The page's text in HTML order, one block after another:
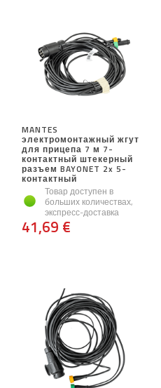
MANTES
электромонтажный жгут
для прицепа 7 м 7-
контактный штекерный
разъем BAYONET 2x 5-
контактный
Товар доступен в
больших количествах,
экспресс-доставка
41,69 €